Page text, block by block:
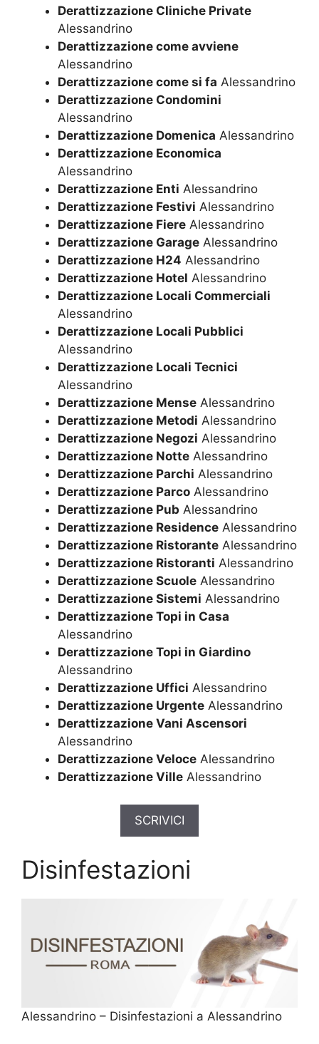
Derattizzazione Cliniche Private
Alessandrino
Derattizzazione come avviene
Alessandrino
Derattizzazione come si fa Alessandrino
Derattizzazione Condomini
Alessandrino
Derattizzazione Domenica Alessandrino
Derattizzazione Economica
Alessandrino
Derattizzazione Enti Alessandrino
Derattizzazione Festivi Alessandrino
Derattizzazione Fiere Alessandrino
Derattizzazione Garage Alessandrino
Derattizzazione H24 Alessandrino
Derattizzazione Hotel Alessandrino
Derattizzazione Locali Commerciali
Alessandrino
Derattizzazione Locali Pubblici
Alessandrino
Derattizzazione Locali Tecnici
Alessandrino
Derattizzazione Mense Alessandrino
Derattizzazione Metodi Alessandrino
Derattizzazione Negozi Alessandrino
Derattizzazione Notte Alessandrino
Derattizzazione Parchi Alessandrino
Derattizzazione Parco Alessandrino
Derattizzazione Pub Alessandrino
Derattizzazione Residence Alessandrino
Derattizzazione Ristorante Alessandrino
Derattizzazione Ristoranti Alessandrino
Derattizzazione Scuole Alessandrino
Derattizzazione Sistemi Alessandrino
Derattizzazione Topi in Casa
Alessandrino
Derattizzazione Topi in Giardino
Alessandrino
Derattizzazione Uffici Alessandrino
Derattizzazione Urgente Alessandrino
Derattizzazione Vani Ascensori
Alessandrino
Derattizzazione Veloce Alessandrino
Derattizzazione Ville Alessandrino
SCRIVICI
Disinfestazioni
Alessandrino – Disinfestazioni a Alessandrino